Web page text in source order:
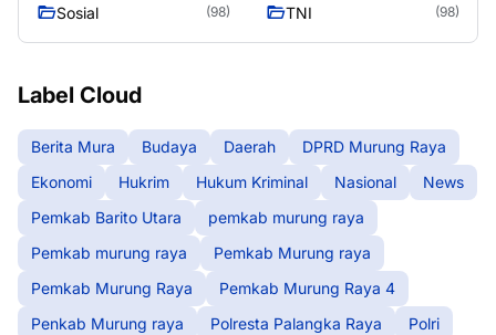
Sosial (98) TNI (98)
Label Cloud
Berita Mura Budaya Daerah
DPRD Murung Raya
Ekonomi
Hukrim Hukum Kriminal Nasional
News
Pemkab Barito Utara
pemkab murung raya
Pemkab murung raya
Pemkab Murung raya
Pemkab Murung Raya
Pemkab Murung Raya 4
Penkab Murung raya
Polresta Palangka Raya
Polri